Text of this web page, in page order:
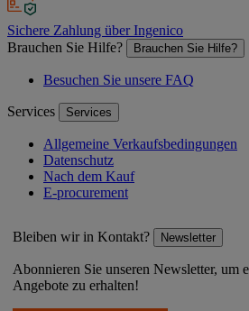
Sichere Zahlung über Ingenico
Brauchen Sie Hilfe?
Brauchen Sie Hilfe?
Besuchen Sie unsere FAQ
Services Services
Allgemeine Verkaufsbedingungen
Datenschutz
Nach dem Kauf
E-procurement
Bleiben wir in Kontakt? Newsletter
Abonnieren Sie unseren Newsletter, um
Angebote zu erhalten!